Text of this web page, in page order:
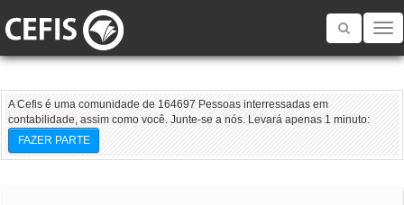
Toggle
A Cefis é uma comunidade de 164697 Pessoas interressadas em
contabilidade, assim como você. Junte-se a nós. Levará apenas 1 minuto:
FAZER PARTE